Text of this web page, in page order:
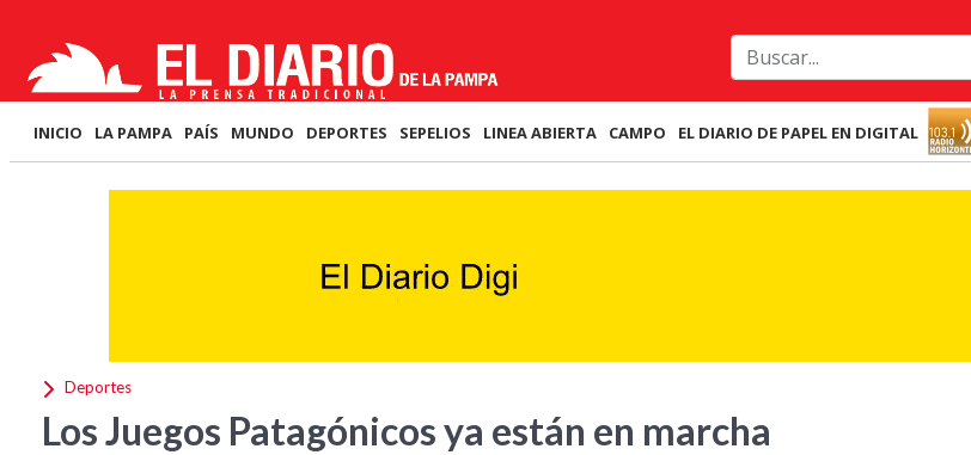
INICIO LA PAMPA PAÍS MUNDO DEPORTES SEPELIOS LINEA ABIERTA CAMPO EL DIARIO DE PAPEL EN DIGITAL
Deportes
Los Juegos Patagónicos ya están en marcha